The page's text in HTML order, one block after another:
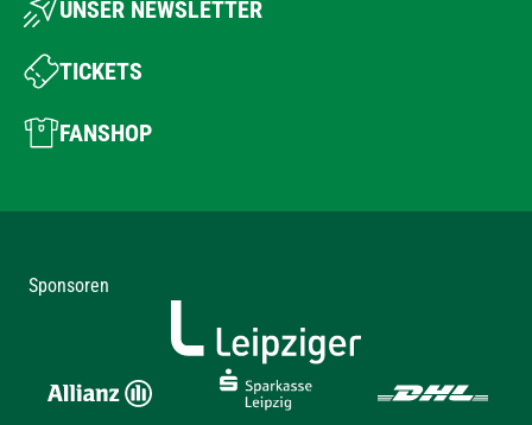
UNSER NEWSLETTER
TICKETS
FANSHOP
Sponsoren